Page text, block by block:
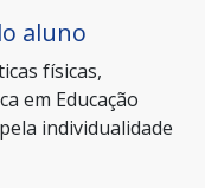
aluno
físicas,
em Educação
individualidade